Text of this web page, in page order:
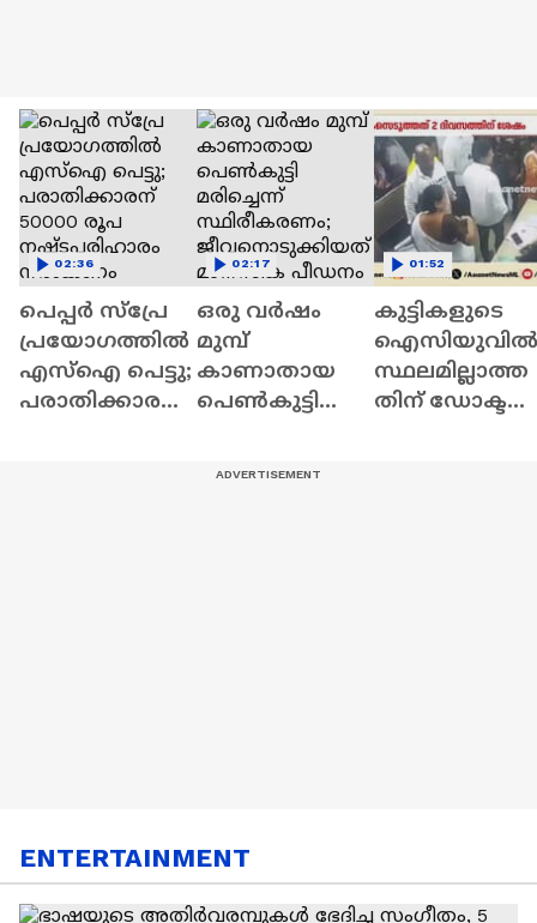
പെപ്പർ സ്പ്രേ
പ്രയോഗത്തിൽ
എസ്ഐ പെട്ടു;
പരാതിക്കാരന്
02:36
ഒരു വർഷം
മുമ്പ്
കാണാതായ
പെൺകുട്ടി
02:17
കുട്ടികളുടെ
ഐസിയുവിൽ
സ്ഥലമില്ലാത്ത
തിന്
01:52
ENTERTAINMENT